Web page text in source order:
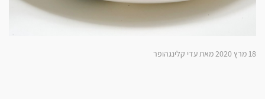
18 מרץ 2020 מאת עדי קלינגהופר